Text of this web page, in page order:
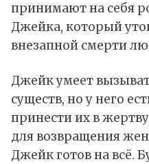
принимают на себя
Джейка, который
внезапной смерти
Джейк умеет
существ, но у него
принести их в
для возвращения
Джейк готов на всё.